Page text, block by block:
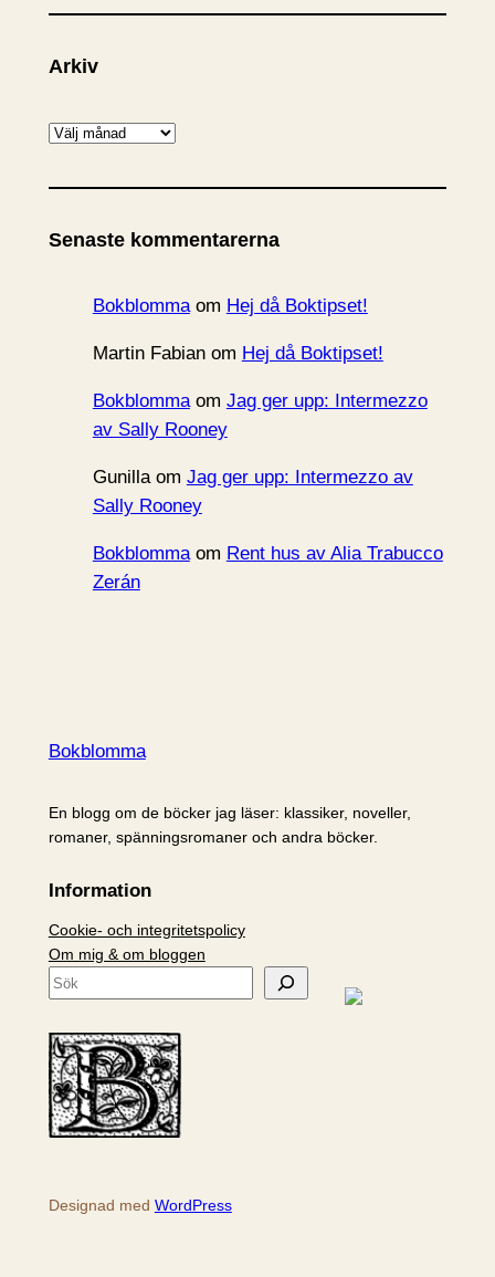
Arkiv
A
k
v
Senaste kommentarerna
Bokblommaom Hej då Boktipset!
Martin Fabianom Hej då Boktipset!
Bokblommaom Jag ger upp: Intermezzo
av Sally Rooney
Gunillaom Jag ger upp: Intermezzo av
Sally Rooney
Bokblommaom Rent hus av Alia Trabucco
Zerán
Bokblomma
En blogg om de böcker jag läser: klassiker, noveller,
romaner, spänningsromaner och andra böcker.
Information
Cookie- och integritetspolicy
Om mig & om bloggen
S
k
Designad med WordPress